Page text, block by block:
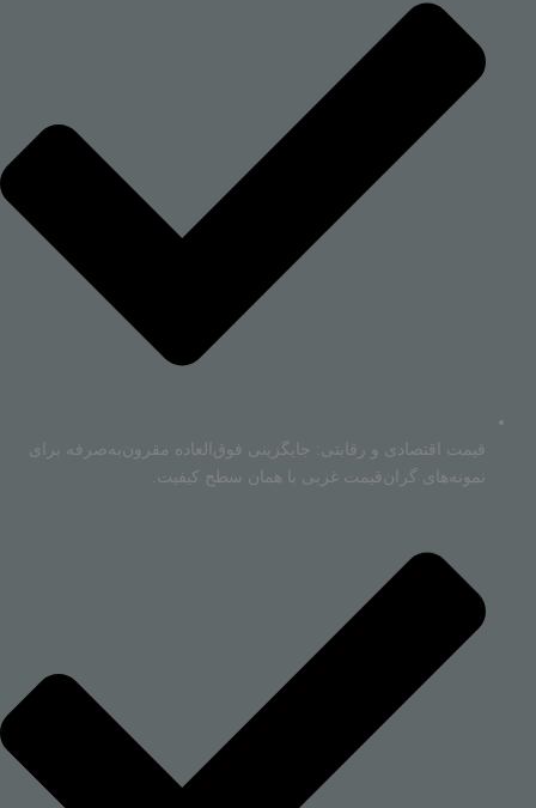
قیمت اقتصادی و رقابتی: جایگزینی فوق‌العاده مقرون‌به‌صرفه برای
نمونه‌های گران‌قیمت غربی با همان سطح کیفیت.